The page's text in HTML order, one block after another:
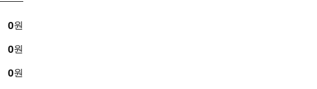
0원
0원
0원